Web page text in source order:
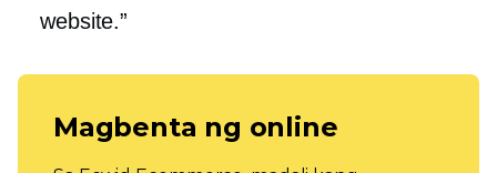
website.”
Magbenta ng online